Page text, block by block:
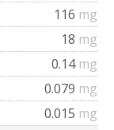
116 mg
18 mg
0.14 mg
0.079 mg
0.015 mg